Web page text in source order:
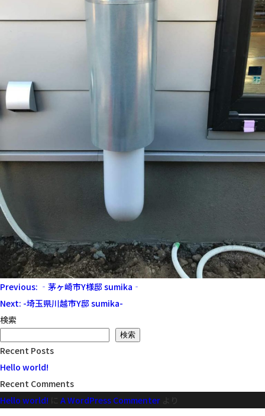
会社案内
アクセス
お問い合わせ
投
稿
ナ
ゲ
ー
シ
ョ
Previous: ‐茅ヶ崎市Y様邸 sumika‐
Next: -埼玉県川越市Y邸 sumika-
検索
検索
Recent Posts
Hello world!
Recent Comments
Hello world! に A WordPress Commenter より